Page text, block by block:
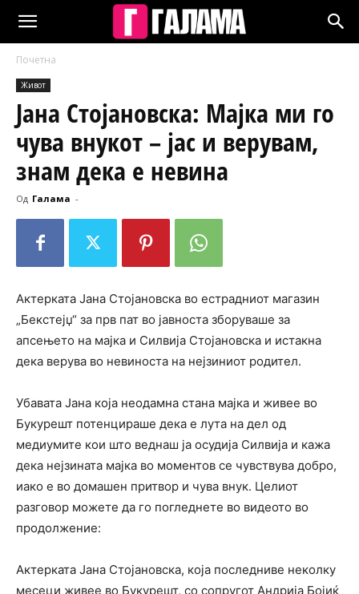
Почетна
Живот
Јана Стојановска: Мајка ми го
чува внукот – јас и верувам,
знам дека е невина
Од Галама -
Актерката Јана Стојановска во естрадниот магазин
„Бекстејџ“ за прв пат во јавноста зборуваше за
апсењето на мајка и Силвија Стојановска и истакна
дека верува во невиноста на нејзиниот родител.
Убавата Јана која неодамна стана мајка и живее во
Букурешт потенцираше дека е лута на дел од
медиумите кои што веднаш ја осудија Силвија и кажа
дека нејзината мајка во моментов се чувствува добро,
иако е во домашен притвор и чува внук. Целиот
разговор можете да го погледнете во видеото во
продолжение:
Актерката Јана Стојановска, која последниве неколку
месеци живее во Букурешт, со сопругот Андрија Бојиќ